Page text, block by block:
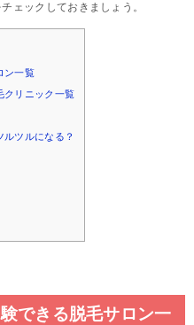
ェックしておきましょう。
ン一覧
クリニック一覧
ツルになる？
できる脱毛サロン一